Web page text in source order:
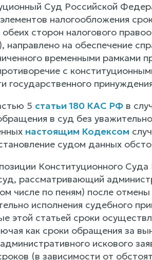
Суд Российской
налогообложения
сторон налогового
направлено на обеспечение
временными рамками
с
государственного
5 статьи 180 КАС РФв
в суд без
настоящим Кодексом
судом данных
Конституционного
рассматривающий
числе по пеням) после
исполнения судебного
этой статьей сроки
как сроки обращения за
искового
(в зависимости от